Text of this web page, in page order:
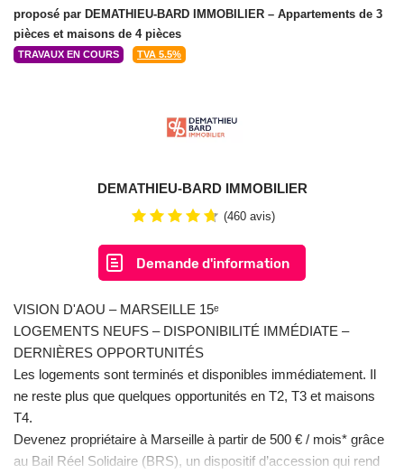
proposé par DEMATHIEU-BARD IMMOBILIER – Appartements de 3
pièces et maisons de 4 pièces
TRAVAUX EN COURS TVA 5.5%
DEMATHIEU-BARD IMMOBILIER
(460 avis)
Demande d'information
VISION D'AOU – MARSEILLE 15ᵉ
LOGEMENTS NEUFS – DISPONIBILITÉ IMMÉDIATE –
DERNIÈRES OPPORTUNITÉS
Les logements sont terminés et disponibles immédiatement. Il
ne reste plus que quelques opportunités en T2, T3 et maisons
T4.
Devenez propriétaire à Marseille à partir de 500 € / mois* grâce
au Bail Réel Solidaire (BRS), un dispositif d’accession qui rend